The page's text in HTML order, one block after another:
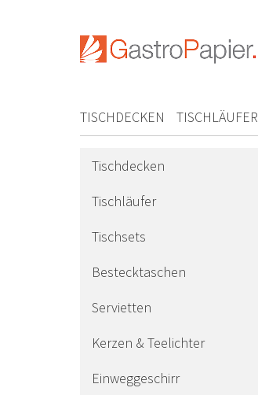
TISCHDECKEN TISCHLÄUFER
Tischdecken
Tischläufer
Tischsets
Bestecktaschen
Servietten
Kerzen & Teelichter
Einweggeschirr